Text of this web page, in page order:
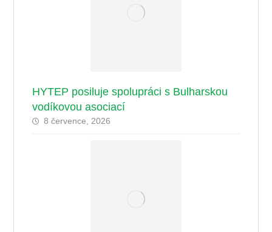
HYTEP posiluje spolupráci s Bulharskou
vodíkovou asociací
8 července, 2026